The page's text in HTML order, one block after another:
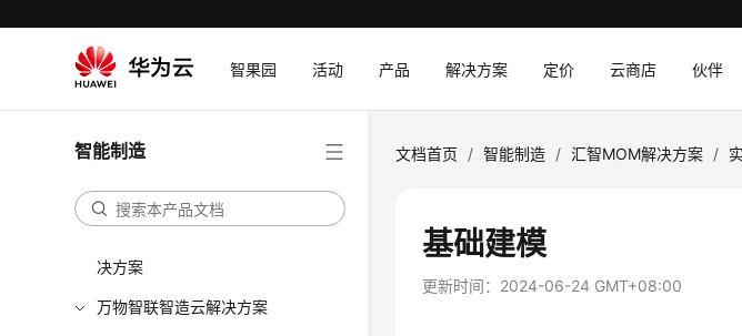
智果园 活动 产品 解决方案 定价 云商店 伙伴
智能制造
依柯力新能源汽车MOM解决方案
赛瀚德工业云生产协同解决方案
中国汽研凯瑞机器人数字孪生解决
方案
理解决方案
决方案
万物智联智造云解决方案
文档首页 / 智能制造 / 汇智MOM解决方案 /
基础建模
更新时间： 2024-06-24 GMT+08:00